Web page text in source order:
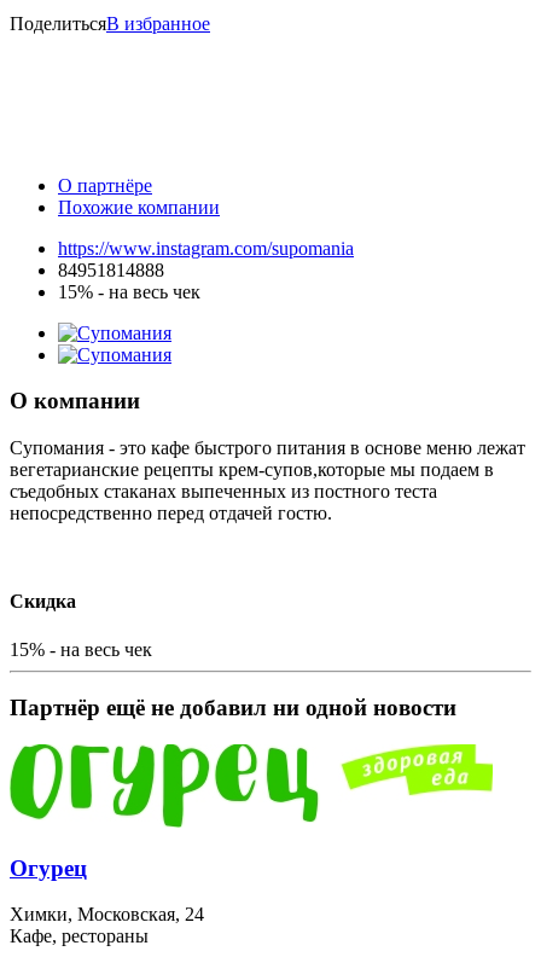
ПоделитьсяВ избранное
О партнёре
Похожие компании
https://www.instagram.com/supomania
84951814888
15% - на весь чек
О компании
Супомания - это кафе быстрого питания в основе меню лежат
вегетарианские рецепты крем-супов,которые мы подаем в
съедобных стаканах выпеченных из постного теста
непосредственно перед отдачей гостю.
Скидка
15% - на весь чек
Партнёр ещё не добавил ни одной новости
Огурец
Химки, Московская, 24
Кафе, рестораны